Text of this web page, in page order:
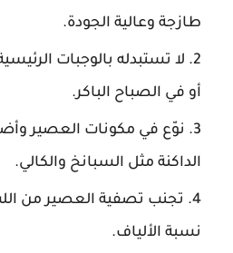
طازجة وعالية الجودة.
لا تستبدله بالوجبات
أو في الصباح الباكر.
نوّع في مكونات العصير
الداكنة مثل السبانخ والكالي.
تجنب تصفية العصير من
نسبة الألياف.